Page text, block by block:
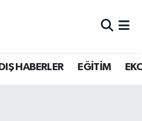
DIŞ HABERLER EĞİTİM